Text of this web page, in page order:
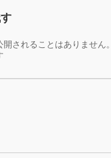
開されることはありません。